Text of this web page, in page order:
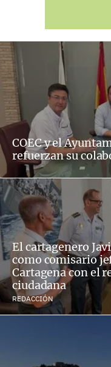
COEC y el
refuerzan su
El cartagenero
como comisario
Cartagena con el
ciudadana
REDACCIÓN